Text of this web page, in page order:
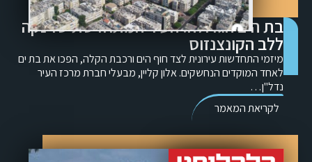
בת הים הגדולה: העיר המתחדשת שזינקה
ללב הקונצנזוס
מיזמי התחדשות עירונית לצד חוף הים ורכבת הקלה, הפכו את בת ים
לאחד המוקדים הנחשקים. אלון קליין, מבעלי חברת מרכז העיר
נדל"ן…
לקריאת המאמר